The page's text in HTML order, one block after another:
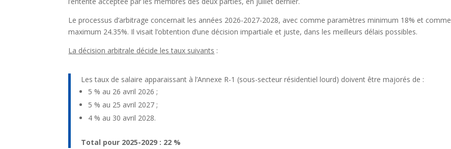
Le processus d’arbitrage concernait les années 2026-2027-2028, avec comme paramètres minimum 18% et comme
maximum 24.35%. Il visait l’obtention d’une décision impartiale et juste, dans les meilleurs délais possibles.
La décision arbitrale décide les taux suivants :
Les taux de salaire apparaissant à l’Annexe R-1 (sous-secteur résidentiel lourd) doivent être majorés de :
5 % au 26 avril 2026 ;
5 % au 25 avril 2027 ;
4 % au 30 avril 2028.
Total pour 2025-2029 : 22 %